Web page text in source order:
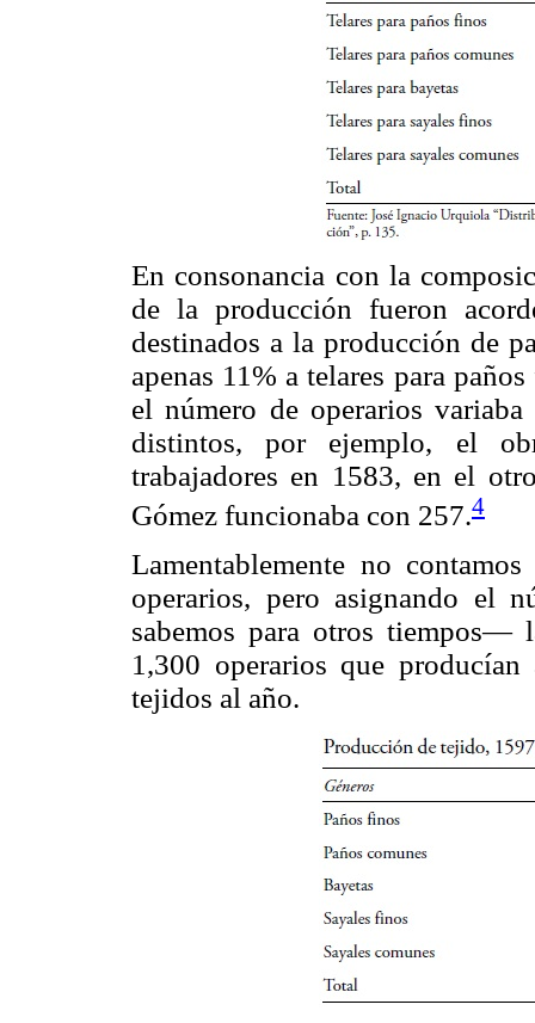
En consonancia con la
de la producción fueron
destinados a la producción de
apenas 11% a telares para
el número de operarios
distintos, por ejemplo, el
trabajadores en 1583, en el
Gómez funcionaba con 257.4
Lamentablemente no
operarios, pero asignando el
sabemos para otros tiempos—
1,300 operarios que producían
tejidos al año.